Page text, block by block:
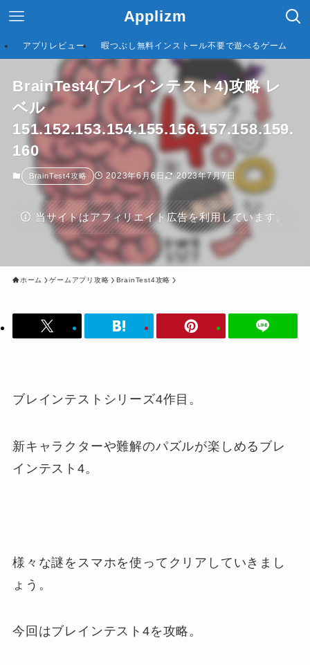
Applizm
アプリレビュー 暇つぶし無料インストール不要で遊べるゲーム
BrainTest4(ブレインテスト4)攻略 レ
ベル
151.152.153.154.155.156.157.158.159.
160
BrainTest4攻略 2023年6月6日 2023年7月7日
当サイトはアフィリエイト広告を利用しています。
ホーム ゲームアプリ攻略 BrainTest4攻略
ブレインテストシリーズ4作目。
新キャラクターや難解のパズルが楽しめるブレ
インテスト4。
様々な謎をスマホを使ってクリアしていきまし
ょう。
今回はブレインテスト4を攻略。